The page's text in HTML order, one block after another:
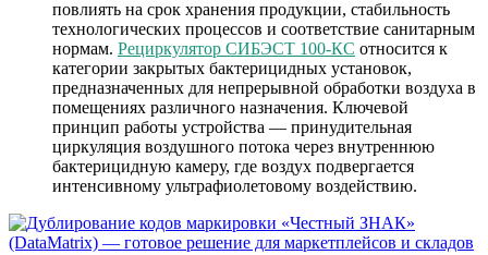
повлиять на срок хранения продукции, стабильность
технологических процессов и соответствие санитарным
нормам. Рециркулятор СИБЭСТ 100-КС относится к
категории закрытых бактерицидных установок,
предназначенных для непрерывной обработки воздуха в
помещениях различного назначения. Ключевой
принцип работы устройства — принудительная
циркуляция воздушного потока через внутреннюю
бактерицидную камеру, где воздух подвергается
интенсивному ультрафиолетовому воздействию.